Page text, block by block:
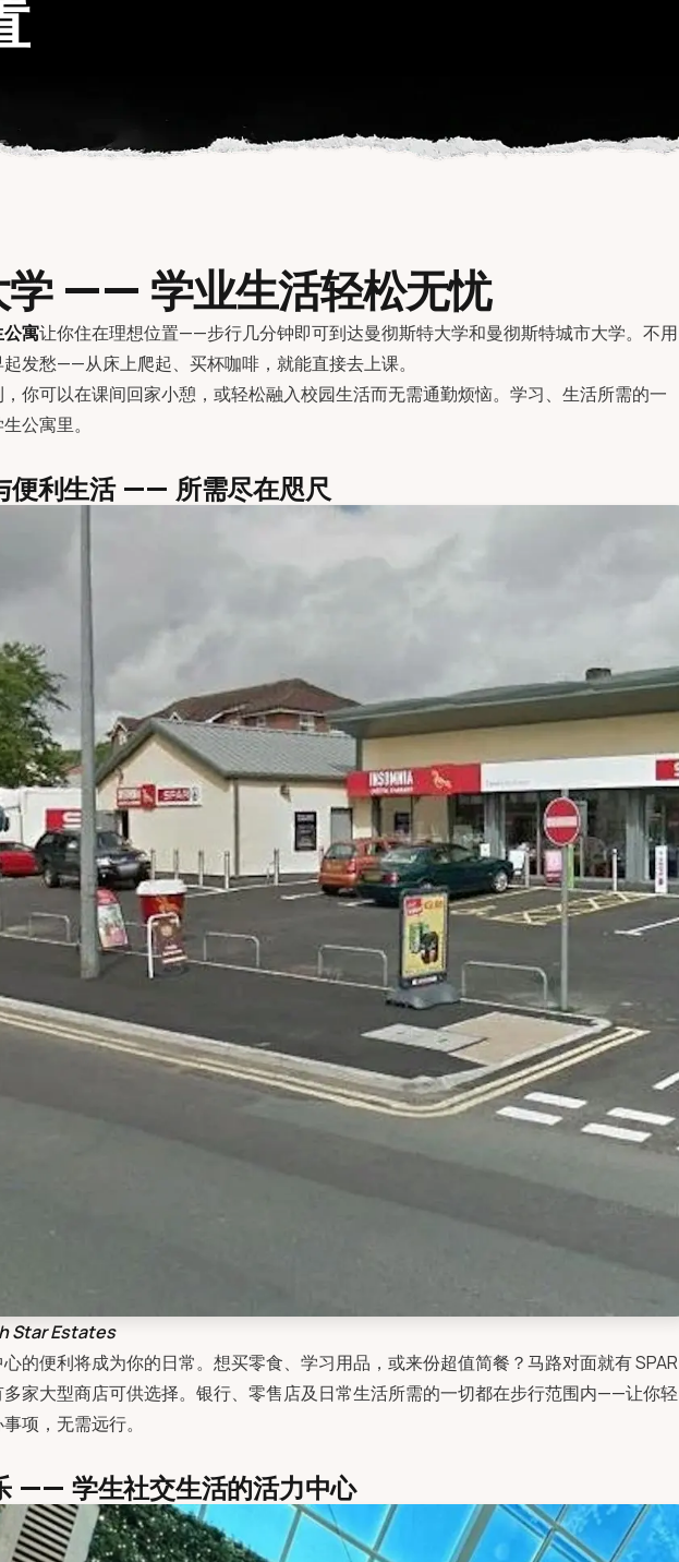
学 —— 学业生活轻松无忧
寓让你住在理想位置——步行几分钟即可到达曼彻斯特大学和曼彻斯特城市大学。不用
发愁——从床上爬起、买杯咖啡，就能直接去上课。
你可以在课间回家小憩，或轻松融入校园生活而无需通勤烦恼。学习、生活所需的一
公寓里。
便利生活 —— 所需尽在咫尺
Star Estates
的便利将成为你的日常。想买零食、学习用品，或来份超值简餐？马路对面就有 SPAR
家大型商店可供选择。银行、零售店及日常生活所需的一切都在步行范围内——让你轻
项，无需远行。
—— 学生社交生活的活力中心